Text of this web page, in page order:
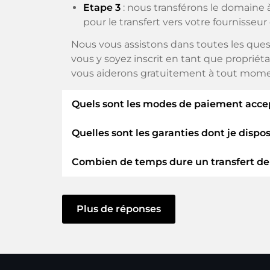
Etape 3 : nous transférons le
pour le transfert vers votre fournisseur
Nous vous assistons dans toutes les
vous y soyez inscrit en tant que
vous aiderons gratuitement à tout
Quels sont les modes de paiement
Nous utilisons SEPA comme paiement
Quelles sont les garanties dont je
En tant qu'acheteur, nous vous
Vous serezremboursé
Le vendeur ne reçoit de l'argent que
Combien de temps dure un transfert
Le transfert de domaine vers un
vous agissiez sans délai et qu'aucun
Plus de réponses